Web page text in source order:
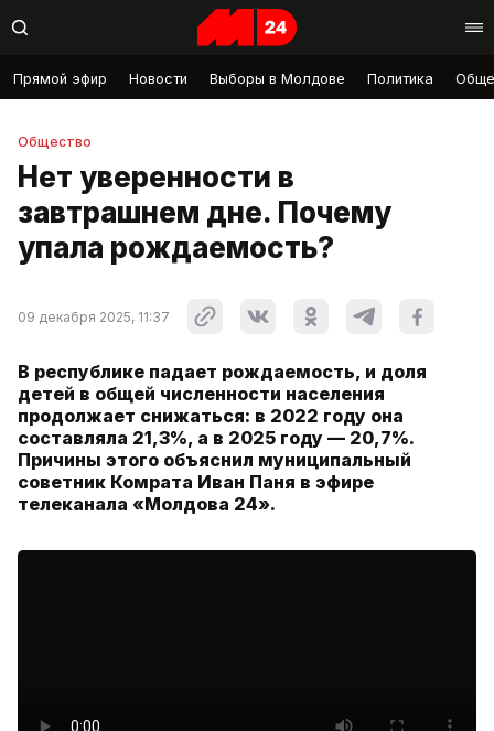
Прямой эфир Новости Выборы в Молдове Политика
Общество
Нет уверенности в
завтрашнем дне. Почему
упала рождаемость?
09 декабря 2025, 11:37
В республике падает рождаемость, и доля
детей в общей численности населения
продолжает снижаться: в 2022 году она
составляла 21,3%, а в 2025 году — 20,7%.
Причины этого объяснил муниципальный
советник Комрата Иван Паня в эфире
телеканала «Молдова 24».